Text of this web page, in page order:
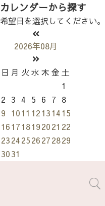
カレンダーから探す
希望日を選択してください。
2026年08月
日 月 火 水 木 金 土
1
2 3 4 5 6 7 8
9 1011 12131415
161718192021 22
23242526272829
3031